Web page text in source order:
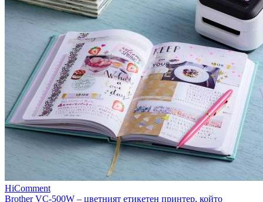
HiComment
Brother VC-500W – цветният етикетен принтер, който